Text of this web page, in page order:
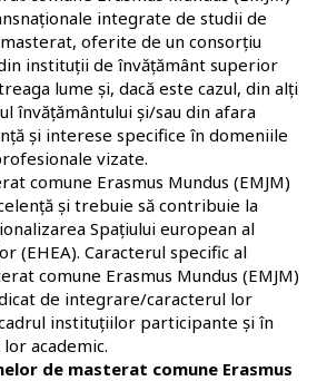
integrate de studii de
oferite de un consorțiu
instituții de învățământ superior
lume și, dacă este cazul, din alți
învățământului și/sau din afara
și interese specifice în domeniile
vizate.
comune Erasmus Mundus (EMJM)
și trebuie să contribuie la
Spațiului european al
(EHEA). Caracterul specific al
comune Erasmus Mundus (EMJM)
de integrare/caracterul lor
cadrul instituțiilor participante și în
academic.
de masterat comune Erasmus